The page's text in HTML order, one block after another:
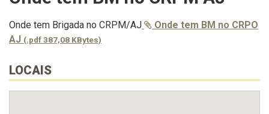
Onde tem Brigada no CRPM/AJ
Onde tem BM no CRPO
AJ (.pdf 387,08 KBytes)
LOCAIS